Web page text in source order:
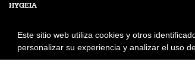
Este sitio web utiliza cookies y otros
personalizar su experiencia y analizar el uso
HYGEIA